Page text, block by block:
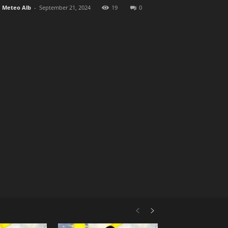
Meteo Alb - September 21, 2024 19 0